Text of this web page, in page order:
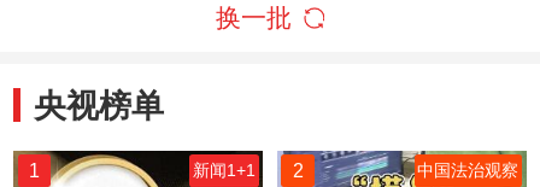
换一批
央视榜单
1 新闻1+1 2 中国法治观察